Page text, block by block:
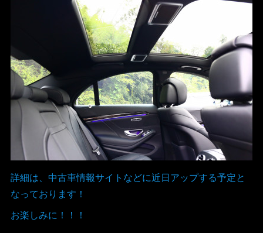
詳細は、中古車情報サイトなどに近日アップする予定と
なっております！
お楽しみに！！！